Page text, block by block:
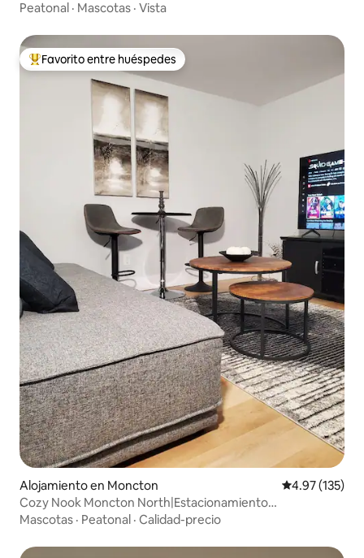
Peatonal · Mascotas · Vista
Favorito entre huéspedes preferido
Favorito entre huéspedes
Alojamiento en Moncton Calificación
4.97 (135)
Cozy Nook Moncton North|Estacionamiento
gratuito|Registro de llegada autónomo
Mascotas · Peatonal · Calidad-precio